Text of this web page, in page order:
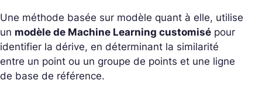
Une méthode basée sur modèle quant à elle, utilise
un modèle de Machine Learning customisé pour
identifier la dérive, en déterminant la similarité
entre un point ou un groupe de points et une ligne
de base de référence.